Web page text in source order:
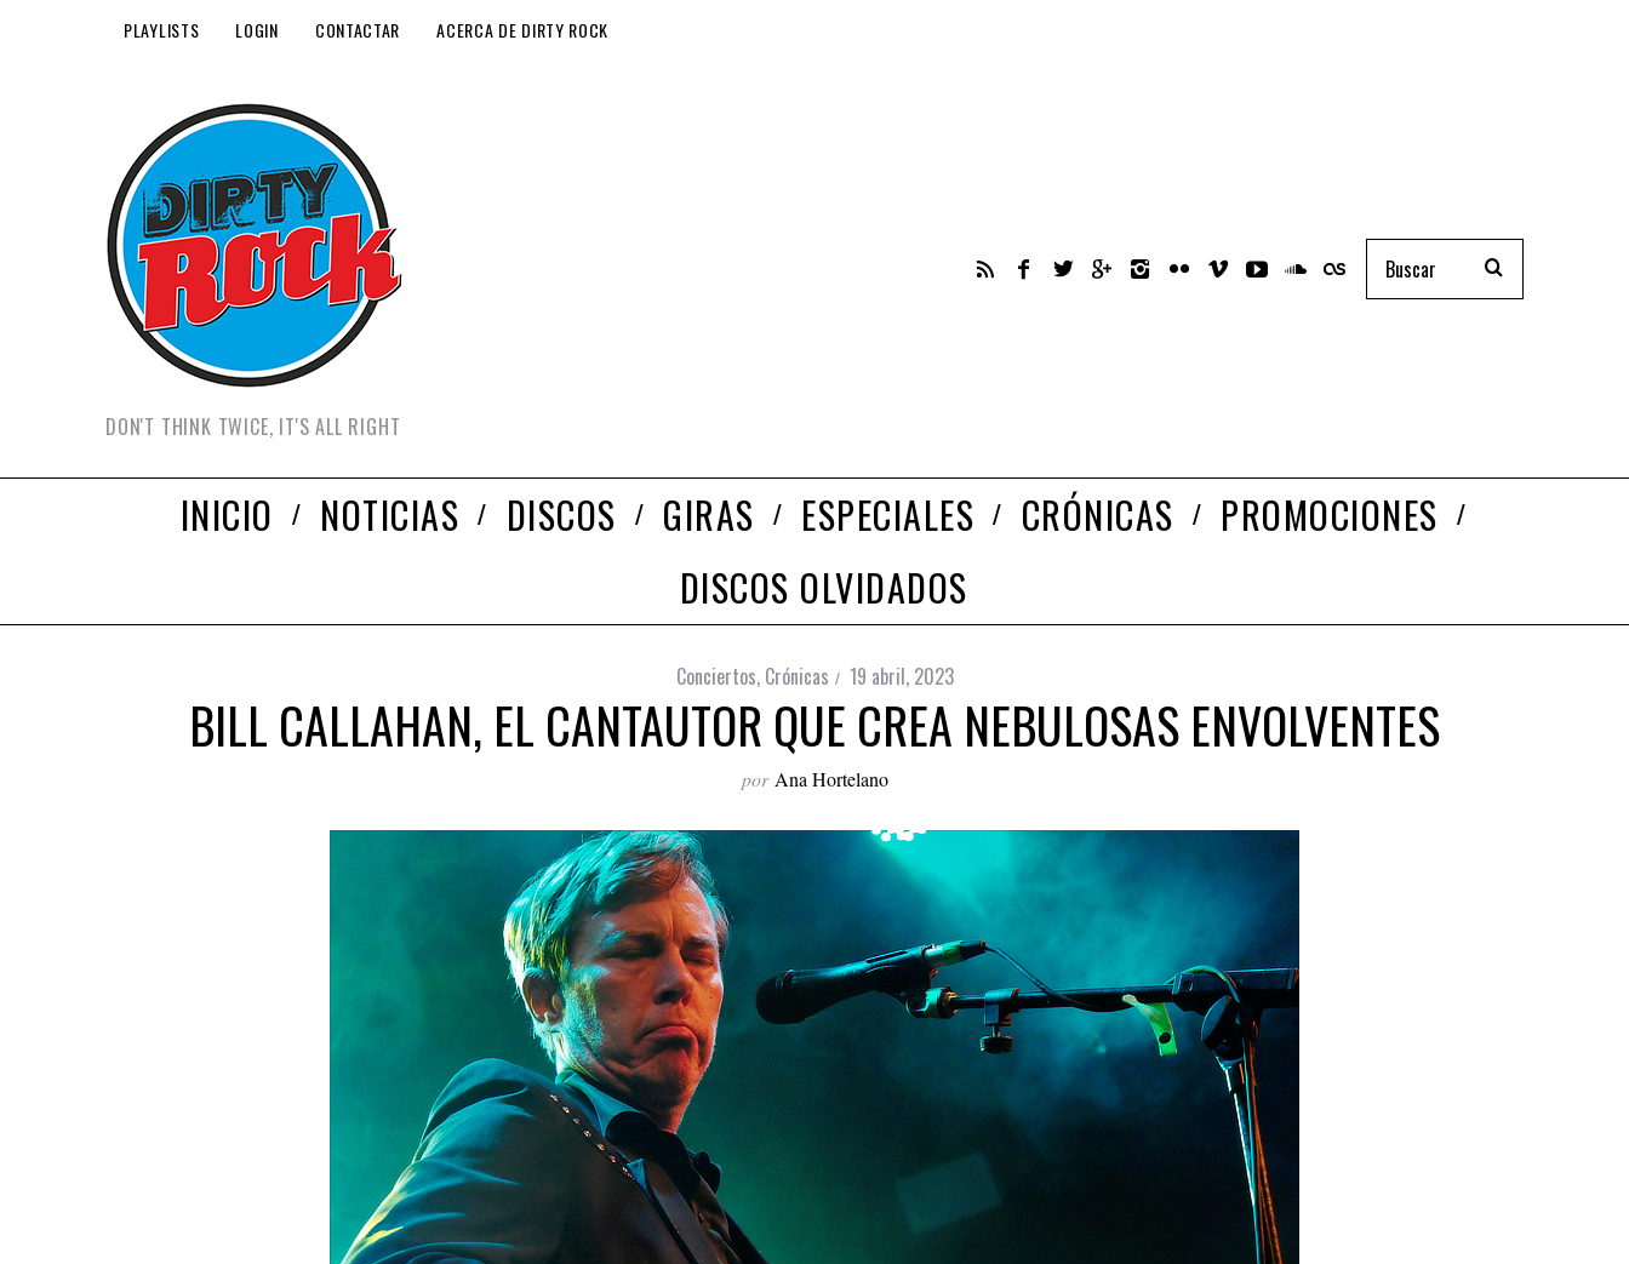
PLAYLISTS LOGIN CONTACTAR ACERCA DE DIRTY ROCK
DON'T THINK TWICE, IT'S ALL RIGHT
INICIO NOTICIAS DISCOS GIRAS ESPECIALES CRÓNICAS
PROMOCIONES
DISCOS OLVIDADOS
Conciertos, Crónicas 19 abril, 2023
BILL CALLAHAN, EL CANTAUTOR QUE CREA NEBULOSAS ENVOLVENTES
por Ana Hortelano